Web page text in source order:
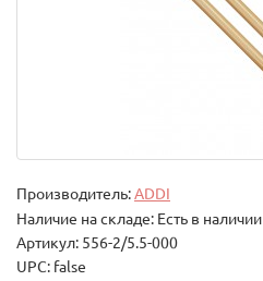
Производитель:ADDI
Наличие на складе: Есть в наличии
Артикул: 556-2/5.5-000
UPC: false